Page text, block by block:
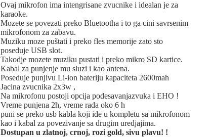
Ovaj mikrofon ima intengrisane zvucnike i idealan je za
karaoke.
Mozete se povezati preko Bluetootha i to ga cini savrsenim
mikrofonom za zabavu.
Muziku moze puštati i preko fles memorije zato sto
poseduje USB slot.
Takodje mozete muziku pustati i preko mikro SD kartice.
Kabal za punjenje mu sluzi i kao antena.
Poseduje punjivu Li-ion bateriju kapaciteta 2600mah
Jacina zvucnika 2x3w ,
Na mikrofonu postoji opcija podesavanjazvuka i EHO !
Vreme punjena 2h, vreme rada oko 6 h
puni se preko usb kabla koji ide u kompletu sa mikrofonom
kao i kabal za povezivanje sa drugim uredjajima.
Dostupan u zlatnoj, crnoj, rozi gold, sivu plavu! !